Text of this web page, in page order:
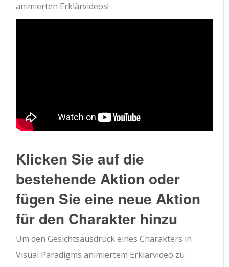
animierten Erklärvideos!
Klicken Sie auf die
bestehende Aktion oder
fügen Sie eine neue Aktion
für den Charakter hinzu
Um den Gesichtsausdruck eines Charakters in
Visual Paradigms animiertem Erklärvideo zu